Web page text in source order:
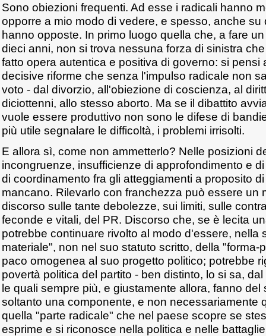
Sono obiezioni frequenti. Ad esse i radicali hanno
opporre a mio modo di vedere, e spesso, anche su
hanno opposte. In primo luogo quella che, a fare
dieci anni, non si trova nessuna forza di sinistra
fatto opera autentica e positiva di governo: si pensi
decisive riforme che senza l'impulso radicale non
voto - dal divorzio, all'obiezione di coscienza, al
diciottenni, allo stesso aborto. Ma se il dibattito
vuole essere produttivo non sono le difese di
più utile segnalare le difficoltà, i problemi irrisolti.
E allora sì, come non ammetterlo? Nelle posizioni
incongruenze, insufficienze di approfondimento e
di coordinamento fra gli atteggiamenti a proposito
mancano. Rilevarlo con franchezza può essere un
discorso sulle tante debolezze, sui limiti, sulle
feconde e vitali, del PR. Discorso che, se è lecita
potrebbe continuare rivolto al modo d'essere, nella
materiale", non nel suo statuto scritto, della "forma-
paco omogenea al suo progetto politico; potrebbe
povertà politica del partito - ben distinto, lo si sa,
le quali sempre più, e giustamente allora, fanno
soltanto una componente, e non necessariamente
quella "parte radicale" che nel paese scopre se
esprime e si riconosce nella politica e nelle